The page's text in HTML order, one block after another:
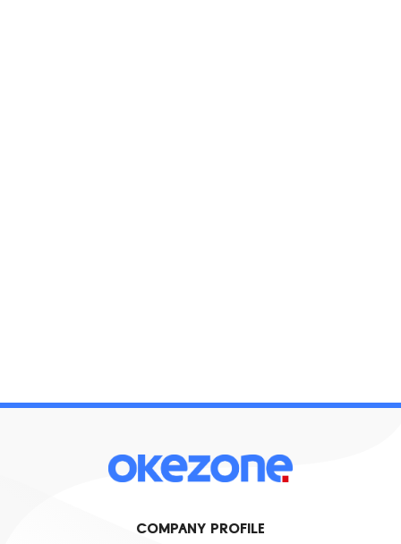
COMPANY PROFILE